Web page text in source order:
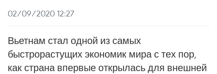
02/09/2020 12:27
Вьетнам стал одной из самых
быстрорастущих экономик мира с тех пор,
как страна впервые открылась для внешней